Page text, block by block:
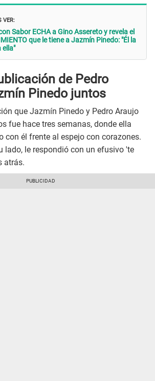
VER:
Sabor ECHA a Gino Assereto y revela el
que le tiene a Jazmín Pinedo: "Él la
ella"
de Pedro
Pinedo juntos
que Jazmín Pinedo y Pedro Araujo
fue hace tres semanas, donde ella
con él frente al espejo con corazones.
lado, le respondió con un efusivo 'te
atrás.